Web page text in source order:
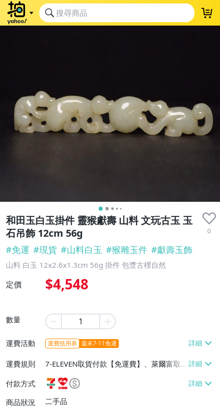
和田玉白玉掛件 靈猴獻壽 山料 文玩古玉 玉
石吊飾 12cm 56g
0
#免運 #現貨 #山料白玉 #猴雕玉件 #獻壽玉飾
山料 白玉 12x2.6x1.3cm 56g 掛件 包漿古樸自然
定價 $4,548
數量
運費活動 運費抵用券 週末7-11免運
運費規則
7-ELEVEN取貨付款【免運費】、萊爾富取
貨付款【免運費】、宅配/貨運【免運費】
付款方式
商品狀況
二手品